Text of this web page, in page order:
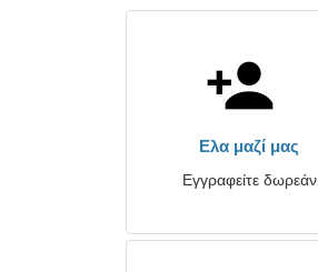
Ελα μαζί μας
Εγγραφείτε δωρεάν